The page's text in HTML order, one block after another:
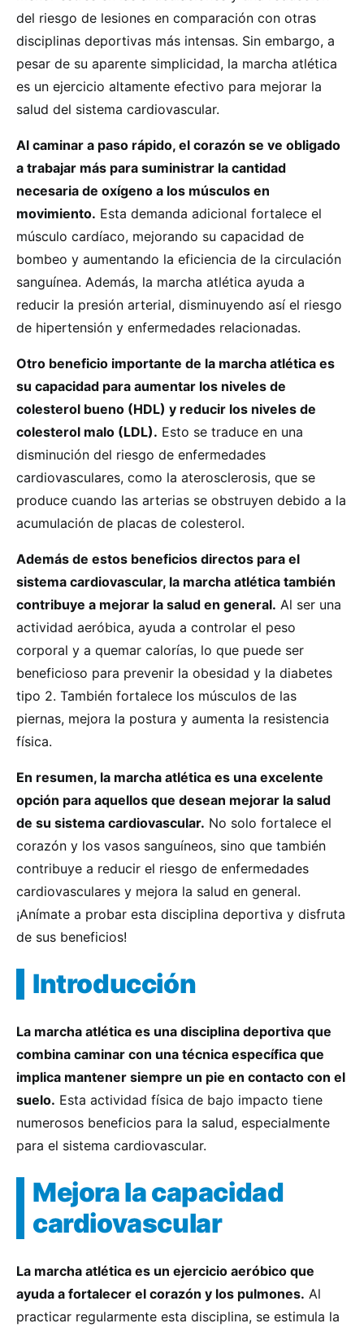
del riesgo de lesiones en comparación con otras
disciplinas deportivas más intensas. Sin embargo, a
pesar de su aparente simplicidad, la marcha atlética
es un ejercicio altamente efectivo para mejorar la
salud del sistema cardiovascular.
Al caminar a paso rápido, el corazón se ve obligado
a trabajar más para suministrar la cantidad
necesaria de oxígeno a los músculos en
movimiento. Esta demanda adicional fortalece el
músculo cardíaco, mejorando su capacidad de
bombeo y aumentando la eficiencia de la circulación
sanguínea. Además, la marcha atlética ayuda a
reducir la presión arterial, disminuyendo así el riesgo
de hipertensión y enfermedades relacionadas.
Otro beneficio importante de la marcha atlética es
su capacidad para aumentar los niveles de
colesterol bueno (HDL) y reducir los niveles de
colesterol malo (LDL). Esto se traduce en una
disminución del riesgo de enfermedades
cardiovasculares, como la aterosclerosis, que se
produce cuando las arterias se obstruyen debido a la
acumulación de placas de colesterol.
Además de estos beneficios directos para el
sistema cardiovascular, la marcha atlética también
contribuye a mejorar la salud en general. Al ser una
actividad aeróbica, ayuda a controlar el peso
corporal y a quemar calorías, lo que puede ser
beneficioso para prevenir la obesidad y la diabetes
tipo 2. También fortalece los músculos de las
piernas, mejora la postura y aumenta la resistencia
física.
En resumen, la marcha atlética es una excelente
opción para aquellos que desean mejorar la salud
de su sistema cardiovascular. No solo fortalece el
corazón y los vasos sanguíneos, sino que también
contribuye a reducir el riesgo de enfermedades
cardiovasculares y mejora la salud en general.
¡Anímate a probar esta disciplina deportiva y disfruta
de sus beneficios!
Introducción
La marcha atlética es una disciplina deportiva que
combina caminar con una técnica específica que
implica mantener siempre un pie en contacto con el
suelo. Esta actividad física de bajo impacto tiene
numerosos beneficios para la salud, especialmente
para el sistema cardiovascular.
Mejora la capacidad
cardiovascular
La marcha atlética es un ejercicio aeróbico que
ayuda a fortalecer el corazón y los pulmones. Al
practicar regularmente esta disciplina, se estimula la